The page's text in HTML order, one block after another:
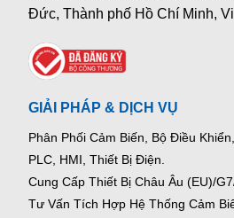
Đức, Thành phố Hồ Chí Minh,
GIẢI PHÁP & DỊCH VỤ
Phân Phối Cảm Biến, Bộ Điều
PLC, HMI, Thiết Bị Điện.
Cung Cấp Thiết Bị Châu Âu (EU)/
Tư Vấn Tích Hợp Hệ Thống Cảm